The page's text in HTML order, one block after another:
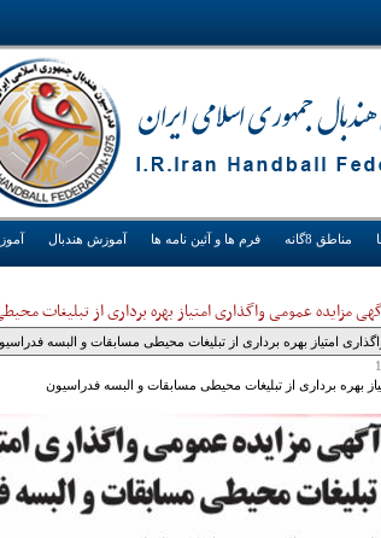
مناطق 8گانه فرم ها و آئین نامه ها آموزش هندبال
مزایده عمومی واگذاری امتیاز بهره برداری از تبلیغات
امتیاز بهره برداری از تبلیغات محیطی مسابقات و البسه
بهره برداری از تبلیغات محیطی مسابقات و البسه فدراسیون